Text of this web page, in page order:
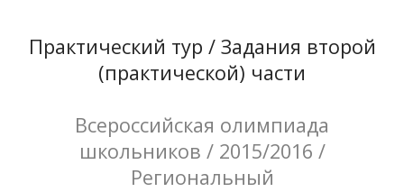
Практический тур / Задания второй
(практической) части
Всероссийская олимпиада
школьников / 2015/2016 /
Региональный